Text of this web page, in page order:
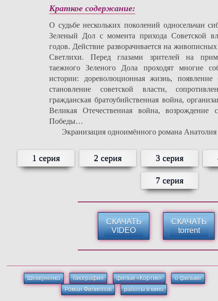
Краткое содержание:
О судьбе нескольких поколений односельчан
Зеленый Дол с момента прихода Советской
годов. Действие разворачивается на
Светлихи. Перед глазами зрителей на
таежного Зеленого Дола проходят многие
истории: дореволюционная жизнь, появление
становление советской власти,
гражданская братоубийственная война,
Великая Отечественная война, возрождение
Победы…
Экранизация одноимённого романа
1 серия 2 серия 3 серия
7 серия
СКАЧАТЬ
VIDEO
СКАЧАТЬ
torrent
Шевкуненко биография фильм «Кортик»
о фильме
Роман Филиппов
работы в кино